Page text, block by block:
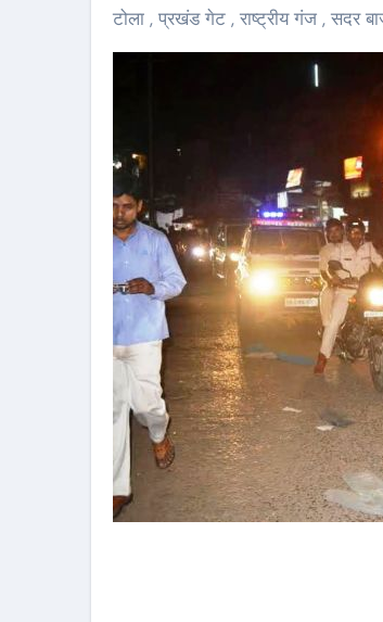
टोला , प्रखंड गेट , राष्ट्रीय गंज , सदर